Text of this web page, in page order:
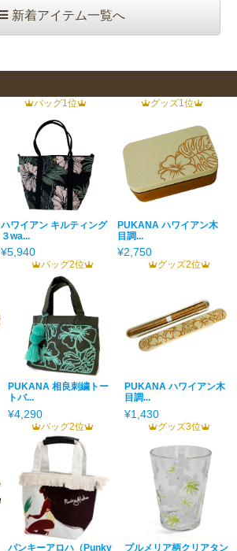
新着アイテム一覧へ
バッグ1位
ハワイアン キルティング
３wa...
¥5,940
グッズ1位
PUKANA ハワイアン木
目調...
¥2,750
バッグ2位
PUKANA 相良刺繍トー
トバ...
¥4,290
グッズ2位
PUKANA ハワイアン木
目調...
¥1,430
バッグ2位
パンキーアロハ（Punky
グッズ3位
プルメリア柄クリアタン